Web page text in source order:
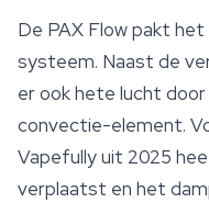
De PAX Flow pakt
systeem. Naast de
er ook hete lucht
convectie-element.
Vapefully uit 2025
verplaatst en het